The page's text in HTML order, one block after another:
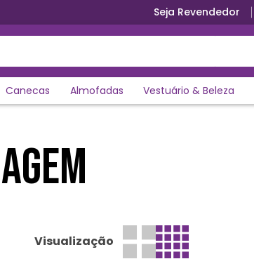
Seja Revendedor
Canecas Almofadas Vestuário & Beleza
Visualização